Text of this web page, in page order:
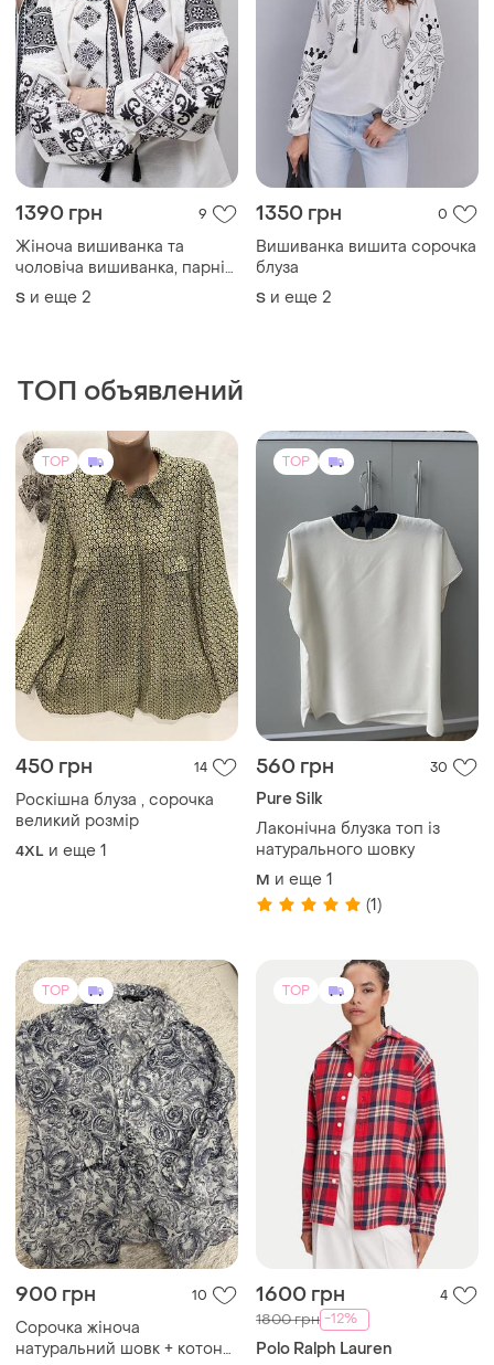
1390 грн 9
Жіноча вишиванка та
чоловіча вишиванка, парні
вишиванки ☺️ біла з чорним
S и еще 2
1350 грн 0
Вишиванка вишита сорочка
блуза
S и еще 2
ТОП объявлений
TOP
450 грн 14
Роскішна блуза , сорочка
великий розмір
4XL и еще 1
TOP
560 грн 30
Pure Silk
Лаконічна блузка топ із
натурального шовку
M и еще 1
(1)
TOP
900 грн 10
Сорочка жіноча
натуральний шовк + котон
TOP
1600 грн 4
1800 грн -12%
Polo Ralph Lauren